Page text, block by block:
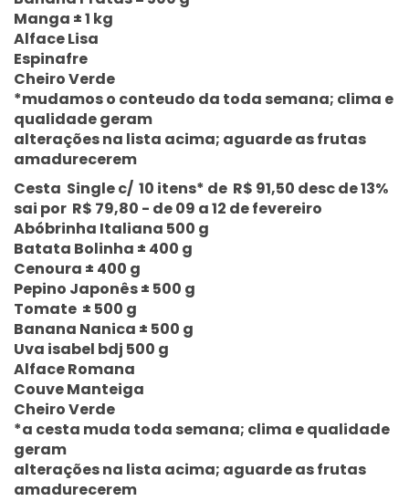
Manga ± 1 kg
Alface Lisa
Espinafre
Cheiro Verde
*mudamos o conteudo da toda semana; clima e
qualidade geram
alterações na lista acima; aguarde as frutas
amadurecerem
Cesta Single c/ 10 itens* de R$ 91,50 desc de 13%
sai por R$ 79,80 - de 09 a 12 de fevereiro
Abóbrinha Italiana 500 g
Batata Bolinha ± 400 g
Cenoura ± 400 g
Pepino Japonês ± 500 g
Tomate ± 500 g
Banana Nanica ± 500 g
Uva isabel bdj 500 g
Alface Romana
Couve Manteiga
Cheiro Verde
*a cesta muda toda semana; clima e qualidade
geram
alterações na lista acima; aguarde as frutas
amadurecerem